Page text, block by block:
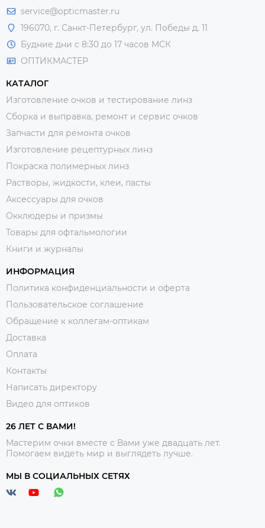
service@opticmaster.ru
196070, г. Санкт-Петербург, ул. Победы д. 11
Будние дни с 8:30 до 17 часов МСК
ОПТИКМАСТЕР
КАТАЛОГ
Изготовление очков и тестирование линз
Сборка и выправка, ремонт и сервис очков
Запчасти для ремонта очков
Изготовление рецептурных линз
Покраска полимерных линз
Растворы, жидкости, клеи, пасты
Аксессуары для очков
Окклюдеры и призмы
Товары для офтальмологии
Книги и журналы
ИНФОРМАЦИЯ
Политика конфиденциальности и оферта
Пользовательское соглашение
Обращение к коллегам-оптикам
Доставка
Оплата
Контакты
Написать директору
Видео для оптиков
26 ЛЕТ С ВАМИ!
Мастерим очки вместе с Вами уже двадцать лет.
Помогаем видеть мир и выглядеть лучше.
МЫ В СОЦИАЛЬНЫХ СЕТЯХ